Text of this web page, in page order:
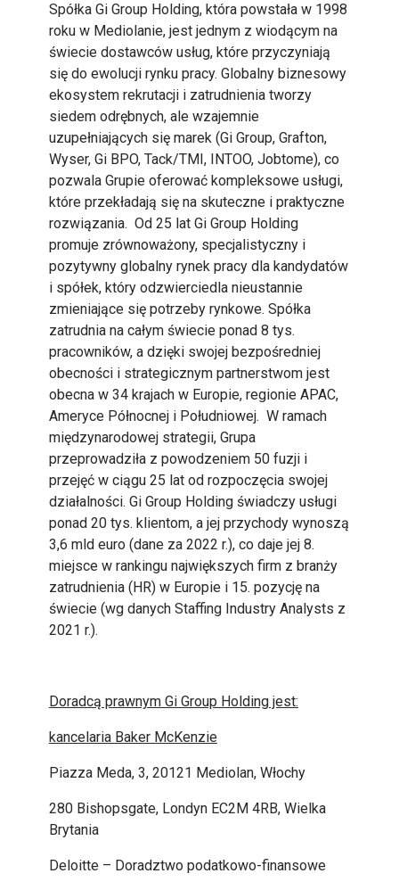
Spółka Gi Group Holding, która powstała w 1998
roku w Mediolanie, jest jednym z wiodącym na
świecie dostawców usług, które przyczyniają
się do ewolucji rynku pracy. Globalny biznesowy
ekosystem rekrutacji i zatrudnienia tworzy
siedem odrębnych, ale wzajemnie
uzupełniających się marek (Gi Group, Grafton,
Wyser, Gi BPO, Tack/TMI, INTOO, Jobtome), co
pozwala Grupie oferować kompleksowe usługi,
które przekładają się na skuteczne i praktyczne
rozwiązania. Od 25 lat Gi Group Holding
promuje zrównoważony, specjalistyczny i
pozytywny globalny rynek pracy dla kandydatów
i spółek, który odzwierciedla nieustannie
zmieniające się potrzeby rynkowe. Spółka
zatrudnia na całym świecie ponad 8 tys.
pracowników, a dzięki swojej bezpośredniej
obecności i strategicznym partnerstwom jest
obecna w 34 krajach w Europie, regionie APAC,
Ameryce Północnej i Południowej. W ramach
międzynarodowej strategii, Grupa
przeprowadziła z powodzeniem 50 fuzji i
przejęć w ciągu 25 lat od rozpoczęcia swojej
działalności. Gi Group Holding świadczy usługi
ponad 20 tys. klientom, a jej przychody wynoszą
3,6 mld euro (dane za 2022 r.), co daje jej 8.
miejsce w rankingu największych firm z branży
zatrudnienia (HR) w Europie i 15. pozycję na
świecie (wg danych Staffing Industry Analysts z
2021 r.).
Doradcą prawnym Gi Group Holding jest:
kancelaria Baker McKenzie
Piazza Meda, 3, 20121 Mediolan, Włochy
280 Bishopsgate, Londyn EC2M 4RB, Wielka
Brytania
Deloitte – Doradztwo podatkowo-finansowe